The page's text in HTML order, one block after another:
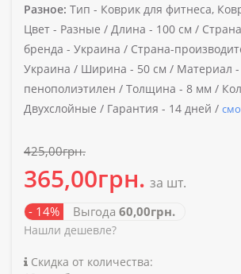
Разное: Тип - Коврик для фитнеса,
Цвет - Разные / Длина - 100 см /
бренда - Украина / Страна-
Украина / Ширина - 50 см / Материал -
пенополиэтилен / Толщина - 8 мм /
Двухслойные / Гарантия - 14 дней /
425,00грн.
365,00грн. за шт.
- 14% Выгода 60,00грн.
Нашли дешевле?
Скидка от количества: